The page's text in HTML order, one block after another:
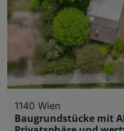
1140 Wien
Baugrundstücke mit